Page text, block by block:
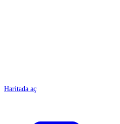
Haritada aç